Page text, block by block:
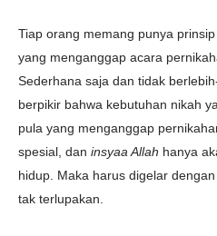
Tiap orang memang punya
yang menganggap acara
Sederhana saja dan tidak
berpikir bahwa kebutuhan nikah
pula yang menganggap
spesial, dan insyaa Allah hanya
hidup. Maka harus digelar
tak terlupakan.